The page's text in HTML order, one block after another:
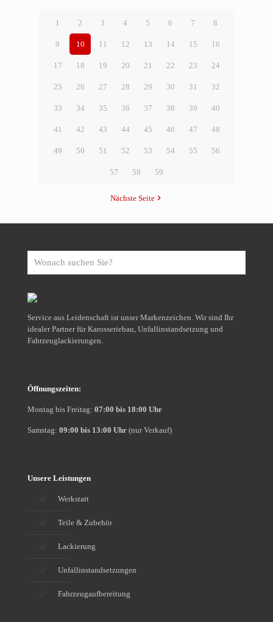
1 2 3 4 5 6 7 8
9 10 11 12 13 14 15 16
17 18 19 20 21 22 23 24
25 26 27 28 29 30 31 32
33 34 35 36 37 38 39 40
41 42 43 44 45 46 47 48
49 50 51 52 53 54 55 56
57 58 59
Nächste Seite
suchen
Service aus Leidenschaft ist unser Markenzeichen. Wir sind Ihr
idealer Partner für Karosseriebau, Unfallinstandsetzung und
Fahrzeuglackierungen.
Öffnungszeiten:
Montag bis Freitag: 07:00 bis 18:00 Uhr
Samstag: 09:00 bis 13:00 Uhr (nur Verkauf)
Unsere Leistungen
Werkstatt
Teile & Zubehör
Lackierung
Unfallinstandsetzungen
Fahrzeugaufbereitung